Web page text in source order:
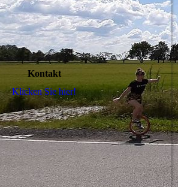
Kontakt
Klicken Sie hier!